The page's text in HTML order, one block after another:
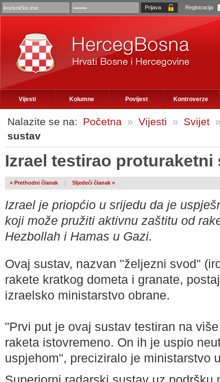
Registracija
Vijesti Kolumne Povijest Kontroverze
Nalazite se na: Početna » Vijesti » Svijet
sustav
Izrael testirao proturaketni
« Prethodni članak | Sljedeći članak »
Izrael je priopćio u srijedu da je
koji može pružiti aktivnu zaštitu od
Hezbollah i Hamas u Gazi.
Ovaj sustav, nazvan "željezni svod"
rakete kratkog dometa i granate,
izraelsko ministarstvo obrane.
"Prvi put je ovaj sustav testiran na
raketa istovremeno. On ih je uspio
uspjehom", preciziralo je ministarstvo